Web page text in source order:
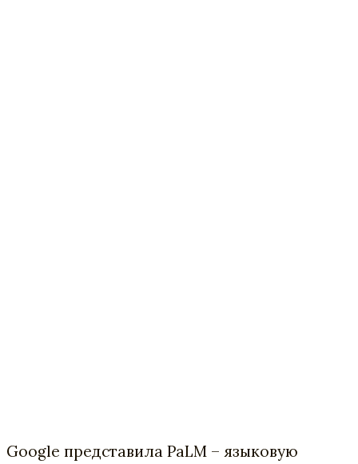
Google представила PaLM – языковую